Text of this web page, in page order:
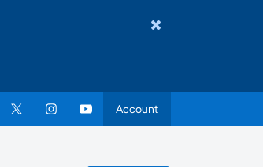
Account